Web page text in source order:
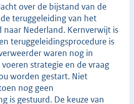
over de bijstand van de
teruggeleiding van het
Nederland. Kernverwijt is
teruggeleidingsprocedure is
waren nog in
strategie en de vraag
worden gestart. Niet
nog geen
is gestuurd. De keuze van